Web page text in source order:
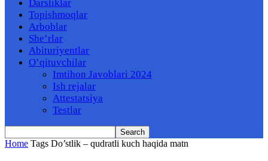
Darsliklar
Topishmoqlar
Arboblar
She’rlar
Abituriyentlar
O’qituvchilar
Imtihon Javoblari 2024
Ish rejalar
Attestatsiya
Testlar
Home Tags Do’stlik – qudratli kuch haqida matn